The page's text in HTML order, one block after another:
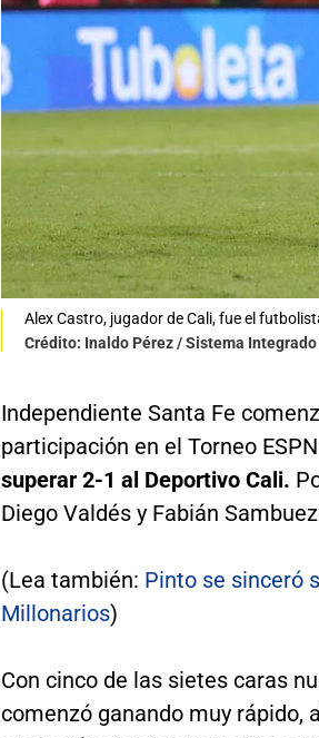
Alex Castro, jugador de Cali, fue el
Crédito: Inaldo Pérez / Sistema Integrado
Independiente Santa Fe
participación en el Torneo
superar 2-1 al Deportivo Cali.
Diego Valdés y Fabián
(Lea también: Pinto se sinceró
Millonarios)
Con cinco de las sietes caras
comenzó ganando muy rápido,